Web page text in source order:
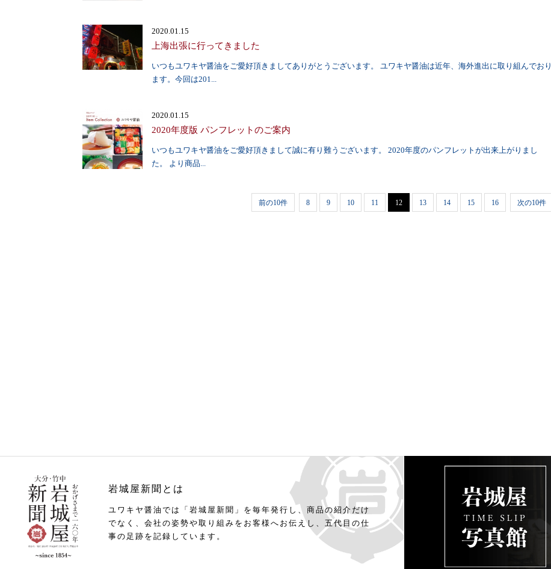
2020.01.15
上海出張に行ってきました
いつもユワキヤ醤油をご愛好頂きましてありがとうございます。 ユワキヤ醤油は近年、海外進出に取り組んでおり
ます。今回は201...
2020.01.15
2020年度版 パンフレットのご案内
いつもユワキヤ醤油をご愛好頂きまして誠に有り難うございます。 2020年度のパンフレットが出来上がりまし
た。 より商品...
前の10件 8 9 10 11 12 13 14 15 16 次の10件
岩城屋新聞とは
ユワキヤ醤油では「岩城屋新聞」を毎年発行し、商品の紹介だけ
でなく、会社の姿勢や取り組みをお客様へお伝えし、五代目の仕
事の足跡を記録しています。